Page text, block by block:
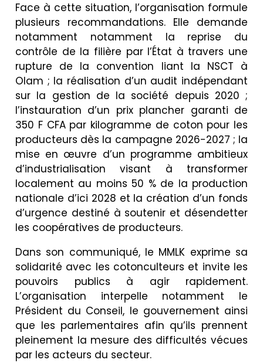
Face à cette situation, l’organisation formule
plusieurs recommandations. Elle demande
notamment notamment la reprise du
contrôle de la filière par l’État à travers une
rupture de la convention liant la NSCT à
Olam ; la réalisation d’un audit indépendant
sur la gestion de la société depuis 2020 ;
l’instauration d’un prix plancher garanti de
350 F CFA par kilogramme de coton pour les
producteurs dès la campagne 2026-2027 ; la
mise en œuvre d’un programme ambitieux
d’industrialisation visant à transformer
localement au moins 50 % de la production
nationale d’ici 2028 et la création d’un fonds
d’urgence destiné à soutenir et désendetter
les coopératives de producteurs.
Dans son communiqué, le MMLK exprime sa
solidarité avec les cotonculteurs et invite les
pouvoirs publics à agir rapidement.
L’organisation interpelle notamment le
Président du Conseil, le gouvernement ainsi
que les parlementaires afin qu’ils prennent
pleinement la mesure des difficultés vécues
par les acteurs du secteur.